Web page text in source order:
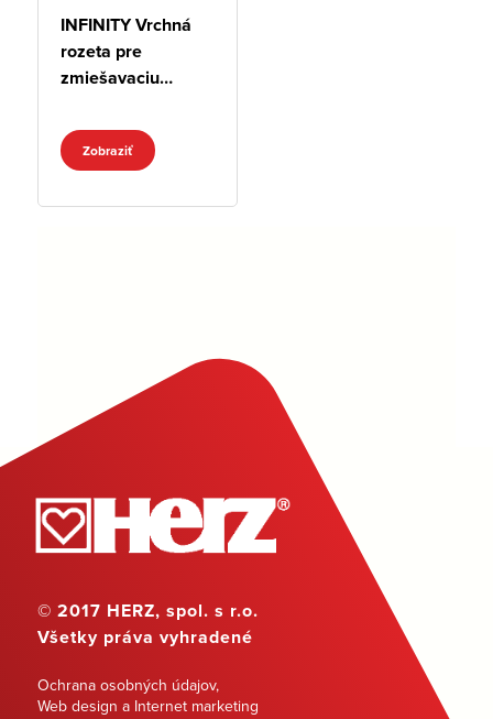
INFINITY Vrchná
rozeta pre
zmiešavaciu
odberné miesto
Zobraziť
© 2017 HERZ, spol. s r.o.
Všetky práva vyhradené
Ochrana osobných údajov,
Web design a Internet marketing